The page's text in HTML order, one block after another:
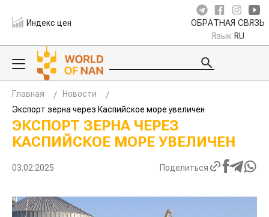
Индекс цен ОБРАТНАЯ СВЯЗЬ
Язык RU
Главная
Новости
Экспорт зерна через Каспийское море увеличен
ЭКСПОРТ ЗЕРНА ЧЕРЕЗ
КАСПИЙСКОЕ МОРЕ УВЕЛИЧЕН
03.02.2025 Поделиться